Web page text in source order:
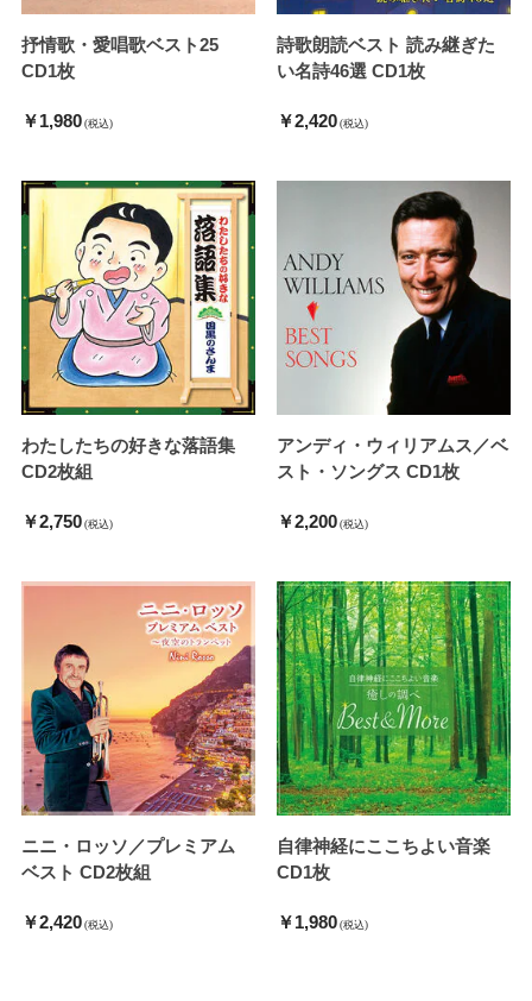
抒情歌・愛唱歌ベスト25
CD1枚
￥1,980 (税込)
詩歌朗読ベスト 読み継ぎた
い名詩46選 CD1枚
￥2,420 (税込)
わたしたちの好きな落語集
CD2枚組
￥2,750 (税込)
アンディ・ウィリアムス／ベ
スト・ソングス CD1枚
￥2,200 (税込)
ニニ・ロッソ／プレミアム
ベスト CD2枚組
￥2,420 (税込)
自律神経にここちよい音楽
CD1枚
￥1,980 (税込)